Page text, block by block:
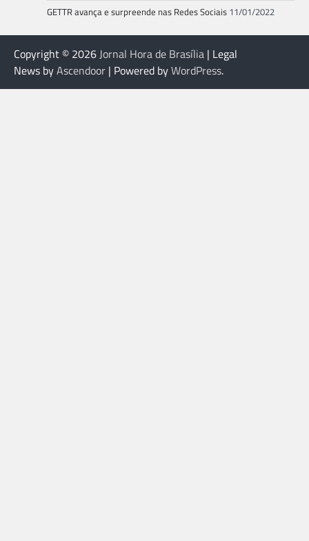
GETTR avança e surpreende nas Redes Sociais 11/01/2022
Copyright © 2026Jornal Hora de Brasília | Legal
News byAscendoor | Powered byWordPress.